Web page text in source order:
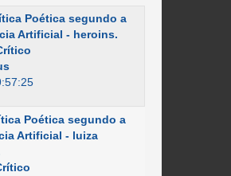
Poética segundo a
Artificial - heroins.
Poética segundo a
Artificial - luiza